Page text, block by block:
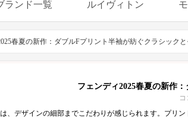
ランド一覧 ルイヴィトン
春夏の新作：ダブルFプリント半袖が紡ぐクラシック
フェンディ2025春夏の新作
、デザインの細部までこだわりが感じられます。プリ